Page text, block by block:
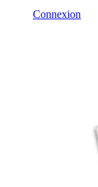
Connexion